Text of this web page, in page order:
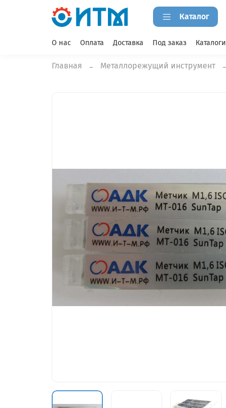
Каталог
О нас Оплата Доставка Под заказ Каталоги
Главная Металлорежущий инструмент